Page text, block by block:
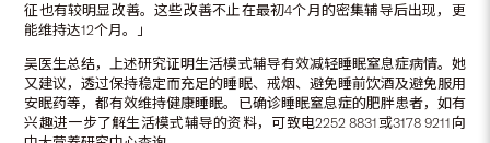
征也有较明显改善。这些改善不止在最初4个月的密集辅导后出现，更
能维持达12个月。」
吴医生总结，上述研究证明生活模式辅导有效减轻睡眠窒息症病情。她
又建议，透过保持稳定而充足的睡眠、戒烟、避免睡前饮酒及避免服用
安眠药等，都有效维持健康睡眠。已确诊睡眠窒息症的肥胖患者，如有
兴趣进一步了解生活模式辅导的资料，可致电2252 8831或3178 9211向